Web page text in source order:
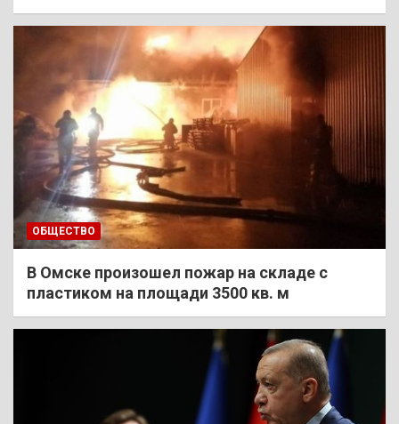
ОБЩЕСТВО
В Омске произошел пожар на складе с
пластиком на площади 3500 кв. м